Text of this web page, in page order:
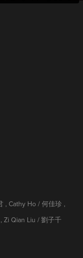
Cathy Ho / 何佳珍 ,
Qian Liu / 劉子千